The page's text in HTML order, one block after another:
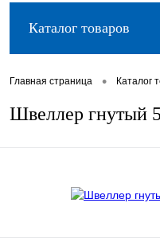
Каталог товаров
Главная страница • Каталог
Швеллер гнутый